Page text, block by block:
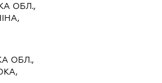
ОБЛ.,
ОБЛ.,